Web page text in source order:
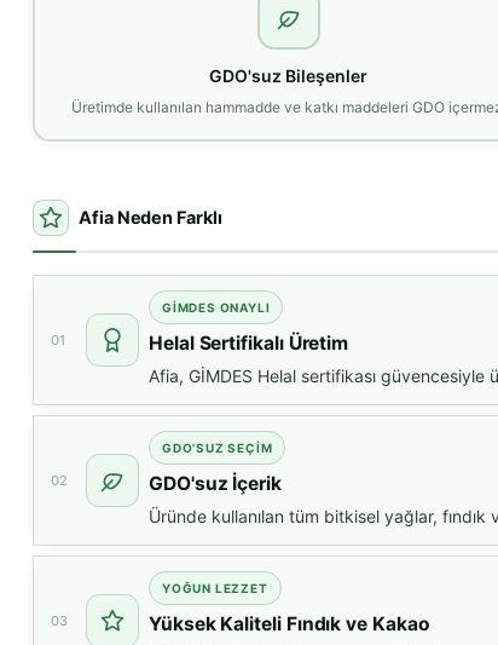
GDO'suz Bileşenler
Üretimde kullanılan hammadde ve katkı maddeleri GDO
Afia Neden Farklı
01
GİMDES ONAYLI
Helal Sertifikalı Üretim
Afia, GİMDES Helal sertifikası
02
GDO'SUZ SEÇİM
GDO'suz İçerik
Üründe kullanılan tüm bitkisel yağlar,
03
YOĞUN LEZZET
Yüksek Kaliteli Fındık ve Kakao